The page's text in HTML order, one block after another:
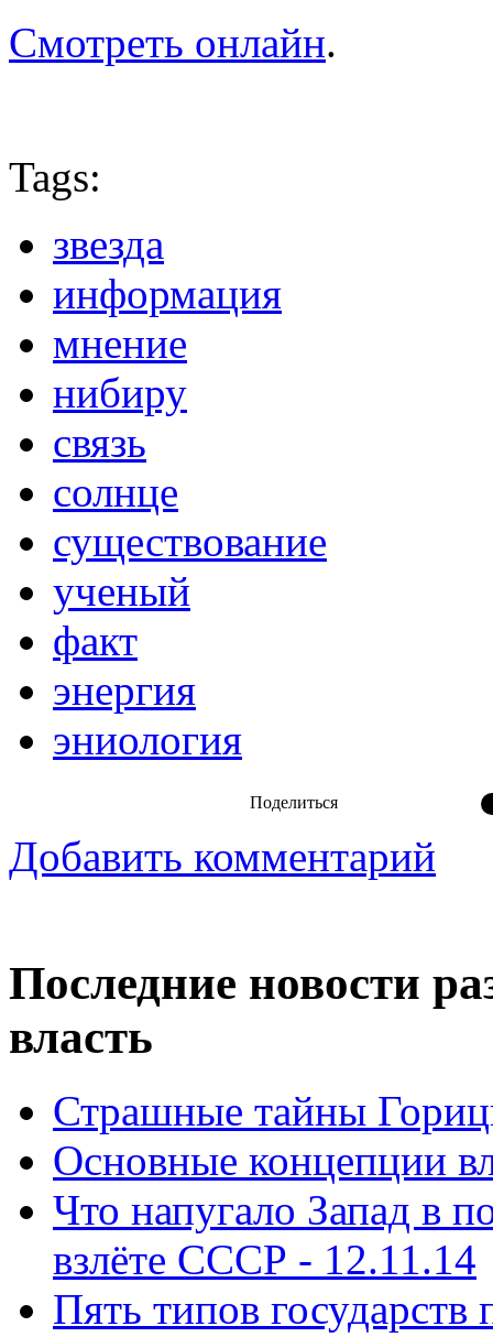
Смотреть онлайн.
Tags:
звезда
информация
мнение
нибиру
связь
солнце
существование
ученый
факт
энергия
эниология
Поделиться
Добавить комментарий
Последние новости
власть
Страшные тайны
Основные концепции
Что напугало Запад в
взлёте СССР - 12.11.14
Пять типов